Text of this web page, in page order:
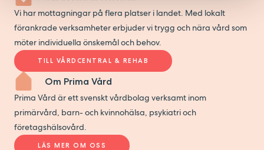
Vi har mottagningar på flera platser i landet. Med lokalt
förankrade verksamheter erbjuder vi trygg och nära vård som
möter individuella önskemål och behov.
TILL VÅRDCENTRAL & REHAB
Om Prima Vård
Prima Vård är ett svenskt vårdbolag verksamt inom
primärvård, barn- och kvinnohälsa, psykiatri och
företagshälsovård.
LÄS MER OM OSS